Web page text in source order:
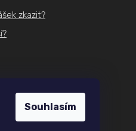
Souhlasím
zkazit?